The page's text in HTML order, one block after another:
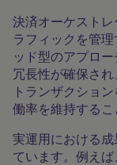
決済オーケスト
ラフィックを管
ッド型のアプロ
冗長性が確保され
トランザクショ
働率を維持するこ
実運用における
ています。例え